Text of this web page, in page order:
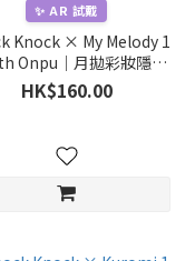
✨ AR 試戴
Knock × My Melody 1
Onpu｜月拋彩妝隱形
眼鏡｜每盒2片
HK$160.00